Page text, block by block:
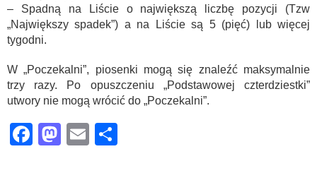
– Spadną na Liście o największą liczbę pozycji (Tzw
„Największy spadek”) a na Liście są 5 (pięć) lub więcej
tygodni.
W „Poczekalni”, piosenki mogą się znaleźć maksymalnie
trzy razy. Po opuszczeniu „Podstawowej czterdziestki”
utwory nie mogą wrócić do „Poczekalni”.
Facebook
Mastodon
Email